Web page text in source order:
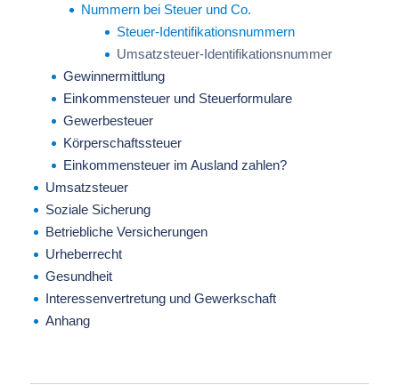
Nummern bei Steuer und Co.
Steuer-Identifikationsnummern
Umsatzsteuer-Identifikationsnummer
Gewinnermittlung
Einkommensteuer und Steuerformulare
Gewerbesteuer
Körperschaftssteuer
Einkommensteuer im Ausland zahlen?
Umsatzsteuer
Soziale Sicherung
Betriebliche Versicherungen
Urheberrecht
Gesundheit
Interessenvertretung und Gewerkschaft
Anhang